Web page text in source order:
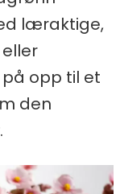
læraktige,
opp til et
den